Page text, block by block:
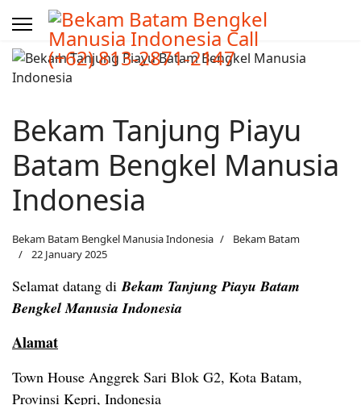
Bekam Tanjung Piayu
Batam Bengkel Manusia
Indonesia
Bekam Batam Bengkel Manusia Indonesia
Bekam Batam
22 January 2025
Selamat datang diBekam Tanjung Piayu Batam
Bengkel Manusia Indonesia
Alamat
Town House Anggrek Sari Blok G2, Kota Batam,
Provinsi Kepri, Indonesia